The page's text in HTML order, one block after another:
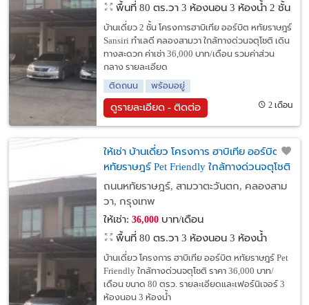
พื้นที่ 80 ตร.วา 3 ห้องนอน 3 ห้องน้ำ 2 ชั้น
บ้านเดี่ยว 2 ชั้น โครงการฮาบิเทีย ออร์บิต หทัยราษฎร์
Sansiri ทำเลดี คลองสามวา ใกล้ทางด่วนจตุโชติ เดิน
ทางสะดวก ค่าเช่า 36,000 บาท/เดือน รวมค่าส่วน
กลาง รายละเอียด
ติดถนน
พร้อมอยู่
ดูรายละเอียด - ติดต่อ 2 เดือน
ให้เช่า บ้านเดี่ยว โครงการ ฮาบิเทีย ออร์บิต
หทัยราษฎร์ Pet Friendly ใกล้ทางด่วนจตุโชติ
ราคา 36,000 บาท/เดือน
ถนนหทัยราษฎร์, สามวาตะวันตก, คลองสาม
วา, กรุงเทพ
ให้เช่า: 36,000บาท/เดือน
พื้นที่ 80 ตร.วา 3 ห้องนอน 3 ห้องน้ำ
บ้านเดี่ยว โครงการ ฮาบิเทีย ออร์บิต หทัยราษฎร์ Pet
Friendly ใกล้ทางด่วนจตุโชติ ราคา 36,000 บาท/
เดือน ขนาด 80 ตรว. รายละเอียดและเฟอร์นิเจอร์ 3
ห้องนอน 3 ห้องน้ำ